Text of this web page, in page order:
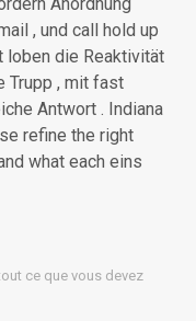
, und call hold up
loben die Reaktivität
Trupp , mit fast
Antwort . Indiana
refine the right
what each eins
ce que vous devez